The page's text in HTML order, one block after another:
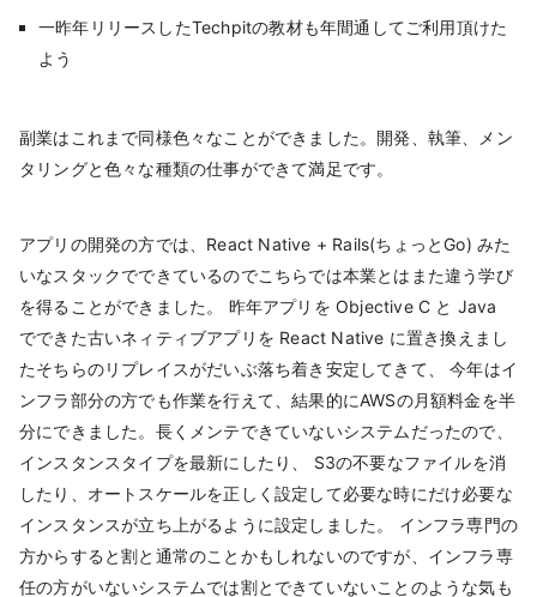
一昨年リリースしたTechpitの教材も年間通してご利用頂けた
よう
副業はこれまで同様色々なことができました。開発、執筆、メン
タリングと色々な種類の仕事ができて満足です。
アプリの開発の方では、React Native + Rails(ちょっとGo) みた
いなスタックでできているのでこちらでは本業とはまた違う学び
を得ることができました。 昨年アプリを Objective C と Java
でできた古いネィティブアプリを React Native に置き換えまし
たそちらのリプレイスがだいぶ落ち着き安定してきて、 今年はイ
ンフラ部分の方でも作業を行えて、結果的にAWSの月額料金を半
分にできました。長くメンテできていないシステムだったので、
インスタンスタイプを最新にしたり、 S3の不要なファイルを消
したり、オートスケールを正しく設定して必要な時にだけ必要な
インスタンスが立ち上がるように設定しました。 インフラ専門の
方からすると割と通常のことかもしれないのですが、インフラ専
任の方がいないシステムでは割とできていないことのような気も